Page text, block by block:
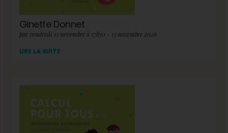
Ginette Donnet
par vendredi 13 novembre à 17h30 - 13 novembre 2026
LIRE LA SUITE